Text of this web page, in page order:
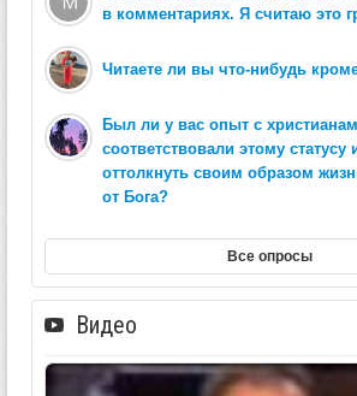
в комментариях. Я считаю это
Читаете ли вы что-нибудь
Был ли у вас опыт с
соответствовали этому статусу
оттолкнуть своим образом
от Бога?
Все опросы
Видео